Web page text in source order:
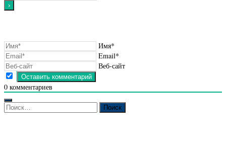
Имя*
Email*
Веб-сайт
0 комментариев
Найти: